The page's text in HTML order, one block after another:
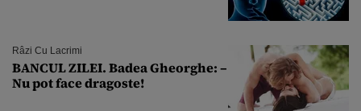
Râzi Cu Lacrimi
BANCUL ZILEI. Badea Gheorghe: –
Nu pot face dragoste!